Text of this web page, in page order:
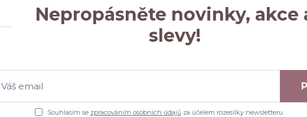
Nepropásněte novinky, akce
slevy!
Souhlasím se zpracováním osobních údajůza účelem rozesílky newsletteru.